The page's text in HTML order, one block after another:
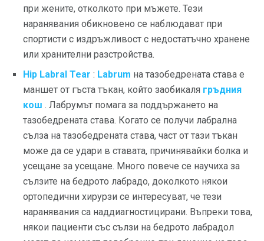
при жените, отколкото при мъжете. Тези
наранявания обикновено се наблюдават при
спортисти с издръжливост с недостатъчно хранене
или хранителни разстройства.
Hip Labral Tear : Labrum на тазобедрената става е
маншет от гъста тъкан, който заобикаля гръдния
кош . Лабрумът помага за поддържането на
тазобедрената става. Когато се получи лабрална
сълза на тазобедрената става, част от тази тъкан
може да се удари в ставата, причинявайки болка и
усещане за усещане. Много повече се научиха за
сълзите на бедрото лабрадо, доколкото някои
ортопедични хирурзи се интересуват, че тези
наранявания са наддиагностицирани. Въпреки това,
някои пациенти със сълзи на бедрото лабрадол